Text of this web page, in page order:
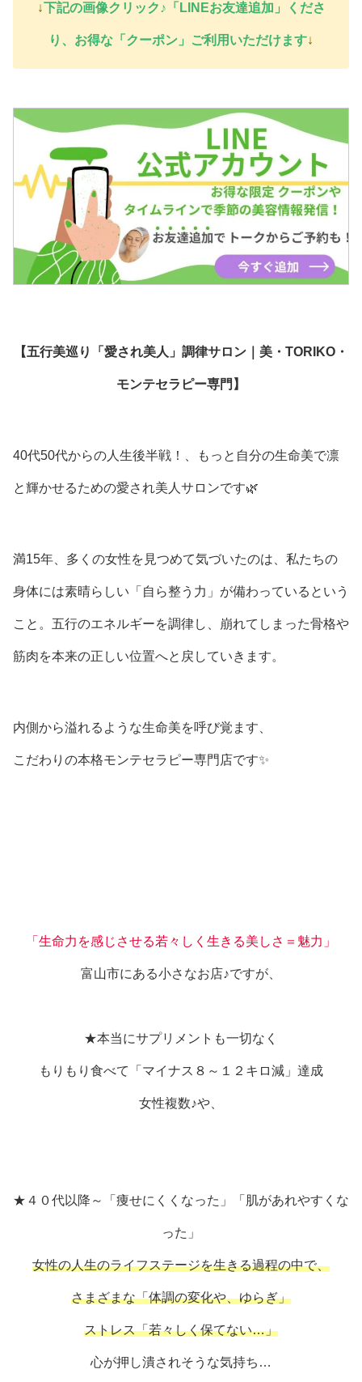
↓下記の画像クリック♪「LINEお友達追加」くださ
り、お得な「クーポン」ご利用いただけます↓
【五行美巡り「愛され美人」調律サロン｜美・TORIKO・
モンテセラピー専門】
40代50代からの人生後半戦！、もっと自分の生命美で凛
と輝かせるための愛され美人サロンです🌿
満15年、多くの女性を見つめて気づいたのは、私たちの
身体には素晴らしい「自ら整う力」が備わっているという
こと。五行のエネルギーを調律し、崩れてしまった骨格や
筋肉を本来の正しい位置へと戻していきます。
内側から溢れるような生命美を呼び覚ます、
こだわりの本格モンテセラピー専門店です✨
「生命力を感じさせる若々しく生きる美しさ＝魅力」
富山市にある小さなお店♪ですが、
★本当にサプリメントも一切なく
もりもり食べて「マイナス８～１２キロ減」達成
女性複数♪や、
★４０代以降～「痩せにくくなった」「肌があれやすくな
った」
女性の人生のライフステージを生きる過程の中で、
さまざまな「体調の変化や、ゆらぎ」
ストレス「若々しく保てない…」
心が押し潰されそうな気持ち…